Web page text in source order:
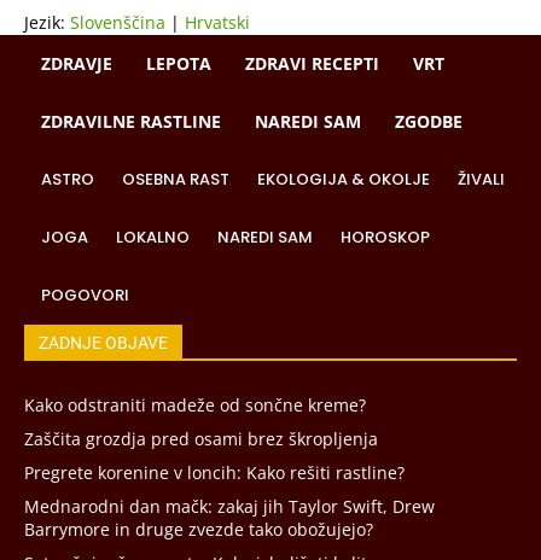
Jezik: Slovenščina | Hrvatski
ZDRAVJE
LEPOTA ZDRAVI RECEPTI VRT
ZDRAVILNE RASTLINE NAREDI SAM ZGODBE
ASTRO OSEBNA RAST EKOLOGIJA & OKOLJE ŽIVALI
JOGA LOKALNO NAREDI SAM HOROSKOP
POGOVORI
ZADNJE OBJAVE
Kako odstraniti madeže od sončne kreme?
Zaščita grozdja pred osami brez škropljenja
Pregrete korenine v loncih: Kako rešiti rastline?
Mednarodni dan mačk: zakaj jih Taylor Swift, Drew
Barrymore in druge zvezde tako obožujejo?